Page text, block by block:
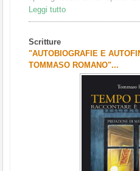
Leggi tutto
Scritture
"AUTOBIOGRAFIE E
TOMMASO ROMANO"...